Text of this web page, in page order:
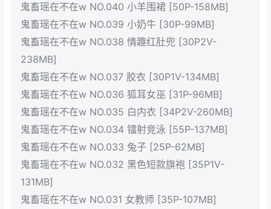
鬼畜瑶在不在w NO.040 小羊围裙 [50P-158MB]
鬼畜瑶在不在w NO.039 小奶牛 [30P-99MB]
鬼畜瑶在不在w NO.038 情趣红肚兜 [30P2V-
238MB]
鬼畜瑶在不在w NO.037 胶衣 [30P1V-134MB]
鬼畜瑶在不在w NO.036 狐耳女巫 [31P-96MB]
鬼畜瑶在不在w NO.035 白内衣 [34P2V-260MB]
鬼畜瑶在不在w NO.034 镭射竞泳 [55P-137MB]
鬼畜瑶在不在w NO.033 兔子 [25P-62MB]
鬼畜瑶在不在w NO.032 黑色短款旗袍 [35P1V-
131MB]
鬼畜瑶在不在w NO.031 女教师 [35P-107MB]